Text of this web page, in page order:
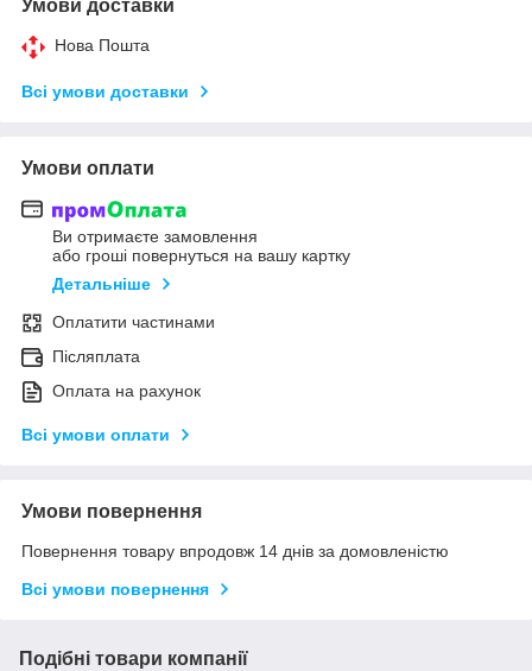
Умови доставки
Нова Пошта
Всі умови доставки
Умови оплати
Ви отримаєте замовлення
або гроші повернуться на вашу картку
Детальніше
Оплатити частинами
Післяплата
Оплата на рахунок
Всі умови оплати
Умови повернення
Повернення товару впродовж 14 днів за домовленістю
Всі умови повернення
Подібні товари компанії